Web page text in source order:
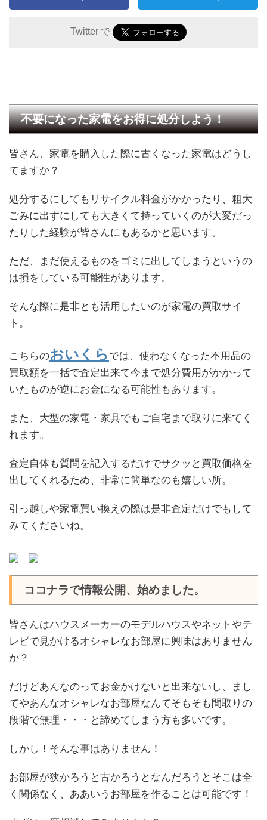
Twitter で
不要になった家電をお得に処分しよう！
皆さん、家電を購入した際に古くなった家電はどうし
てますか？
処分するにしてもリサイクル料金がかかったり、粗大
ごみに出すにしても大きくて持っていくのが大変だっ
たりした経験が皆さんにもあるかと思います。
ただ、まだ使えるものをゴミに出してしまうというの
は損をしている可能性があります。
そんな際に是非とも活用したいのが家電の買取サイ
ト。
こちらのおいくら では、使わなくなった不用品の
買取額を一括で査定出来て今まで処分費用がかかって
いたものが逆にお金になる可能性もあります。
また、大型の家電・家具でもご自宅まで取りに来てく
れます。
査定自体も質問を記入するだけでサクッと買取価格を
出してくれるため、非常に簡単なのも嬉しい所。
引っ越しや家電買い換えの際は是非査定だけでもして
みてくださいね。
ココナラで情報公開、始めました。
皆さんはハウスメーカーのモデルハウスやネットやテ
レビで見かけるオシャレなお部屋に興味はありません
か？
だけどあんなのってお金かけないと出来ないし、まし
てやあんなオシャレなお部屋なんてそもそも間取りの
段階で無理・・・と諦めてしまう方も多いです。
しかし！そんな事はありません！
お部屋が狭かろうと古かろうとなんだろうとそこは全
く関係なく、ああいうお部屋を作ることは可能です！